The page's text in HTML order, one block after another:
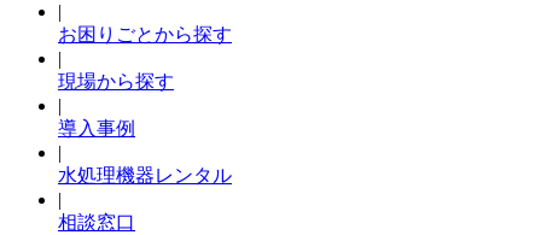
|
お困りごとから探す
|
現場から探す
|
導入事例
|
水処理機器レンタル
|
相談窓口